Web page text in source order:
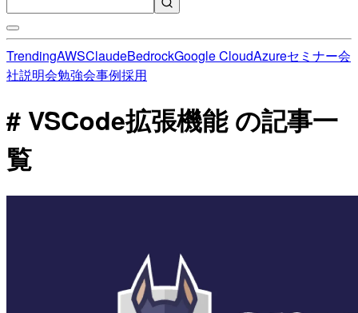
TrendingAWSClaudeBedrockGoogle CloudAzureセミナー会
社説明会勉強会事例採用
# VSCode拡張機能 の記事一
覧